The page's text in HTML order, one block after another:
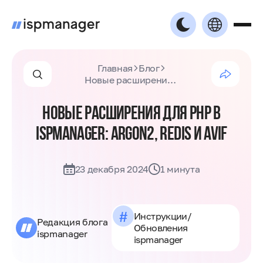
Главная Блог
Новые расширения для PHP в ispmanager: Argon2, Redis и AVIF
НОВЫЕ РАСШИРЕНИЯ ДЛЯ PHP В
ISPMANAGER: ARGON2, REDIS И AVIF
23 декабря 2024 1 минута
Редакция блога
ispmanager
# Инструкции/
Обновления
ispmanager